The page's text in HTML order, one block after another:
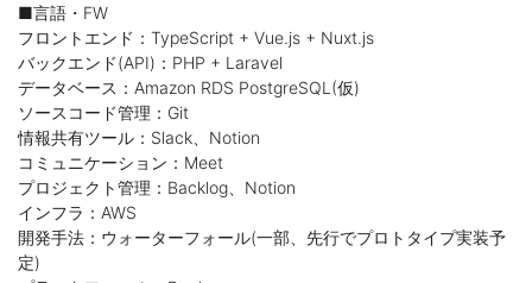
■言語・FW
フロントエンド：TypeScript + Vue.js + Nuxt.js
バックエンド(API)：PHP + Laravel
データベース：Amazon RDS PostgreSQL(仮)
ソースコード管理：Git
情報共有ツール：Slack、Notion
コミュニケーション：Meet
プロジェクト管理：Backlog、Notion
インフラ：AWS
開発手法：ウォーターフォール(一部、先行でプロトタイプ実装予
定)